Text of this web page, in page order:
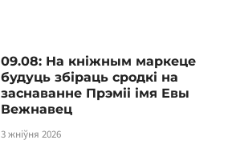
09.08: На кніжным маркеце
будуць збіраць сродкі на
заснаванне Прэміі імя Евы
Вежнавец
3 жніўня 2026